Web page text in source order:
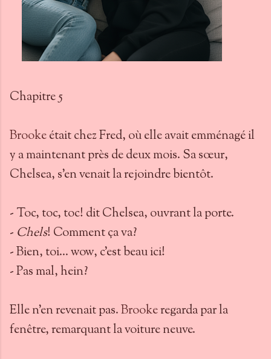
Chapitre 5
Brookeétait chez Fred, où elle avait emménagé il
y a maintenant près de deux mois. Sa sœur,
Chelsea, s’en venait la rejoindre bientôt.
- Toc, toc, toc! dit Chelsea, ouvrant la porte.
- Chels! Comment ça va?
- Bien, toi… wow, c’est beau ici!
- Pas mal, hein?
Elle n’en revenait pas.Brookeregarda par la
fenêtre, remarquant la voiture neuve.